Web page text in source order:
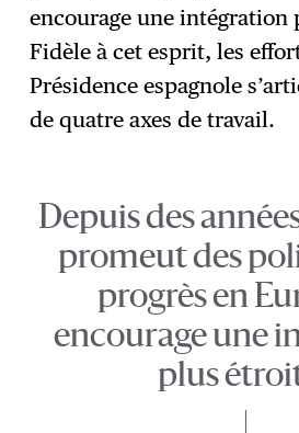
encourage une intégration
Fidèle à cet esprit, les
Présidence espagnole
de quatre axes de travail.
Depuis des
promeut des
progrès en
encourage une
plus